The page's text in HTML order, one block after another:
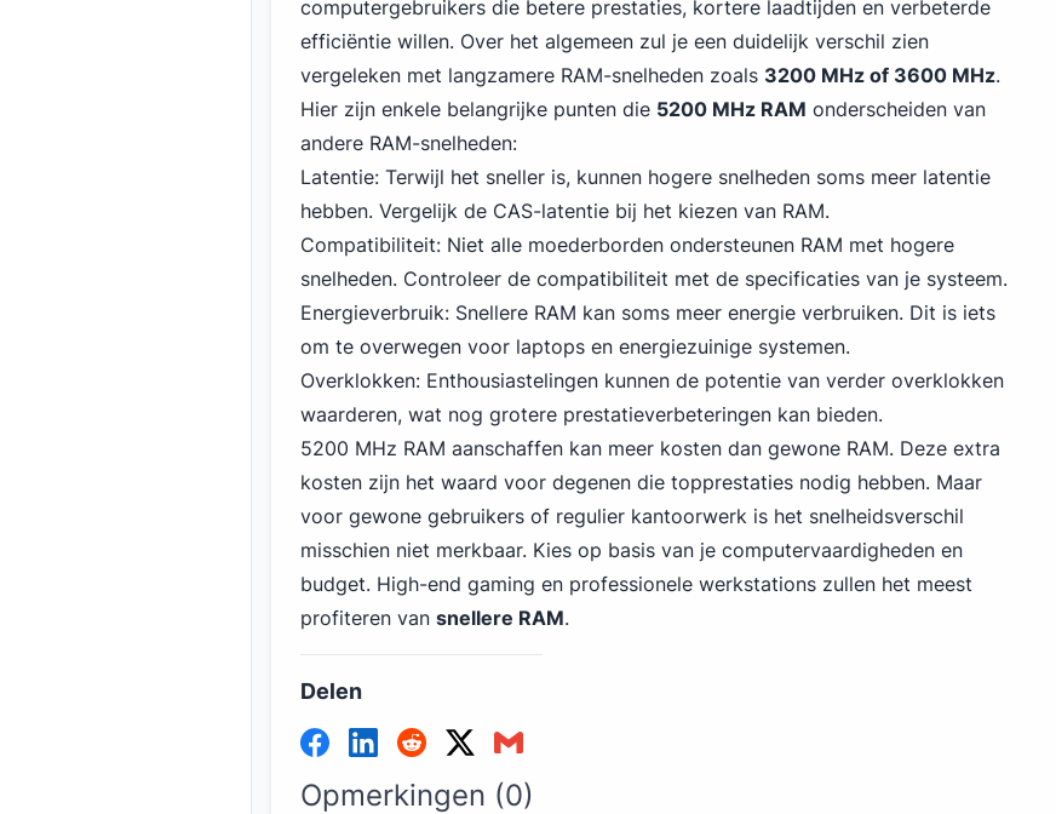
computergebruikers die betere prestaties, kortere laadtijden en verbeterde
efficiëntie willen. Over het algemeen zul je een duidelijk verschil zien
vergeleken met langzamere RAM-snelheden zoals 3200 MHz of 3600 MHz.
Hier zijn enkele belangrijke punten die 5200 MHz RAM onderscheiden van
andere RAM-snelheden:
Latentie: Terwijl het sneller is, kunnen hogere snelheden soms meer latentie
hebben. Vergelijk de CAS-latentie bij het kiezen van RAM.
Compatibiliteit: Niet alle moederborden ondersteunen RAM met hogere
snelheden. Controleer de compatibiliteit met de specificaties van je systeem.
Energieverbruik: Snellere RAM kan soms meer energie verbruiken. Dit is iets
om te overwegen voor laptops en energiezuinige systemen.
Overklokken: Enthousiastelingen kunnen de potentie van verder overklokken
waarderen, wat nog grotere prestatieverbeteringen kan bieden.
5200 MHz RAM aanschaffen kan meer kosten dan gewone RAM. Deze extra
kosten zijn het waard voor degenen die topprestaties nodig hebben. Maar
voor gewone gebruikers of regulier kantoorwerk is het snelheidsverschil
misschien niet merkbaar. Kies op basis van je computervaardigheden en
budget. High-end gaming en professionele werkstations zullen het meest
profiteren van snellere RAM.
Delen
Opmerkingen (0)